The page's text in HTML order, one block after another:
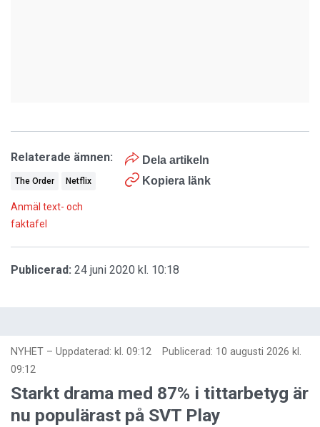
Dela artikeln
Kopiera länk
Relaterade ämnen:
The Order Netflix
Anmäl text- och
faktafel
Publicerad: 24 juni 2020 kl. 10:18
NYHET – Uppdaterad: kl. 09:12 Publicerad: 10 augusti 2026 kl.
09:12
Starkt drama med 87% i tittarbetyg är
nu populärast på SVT Play